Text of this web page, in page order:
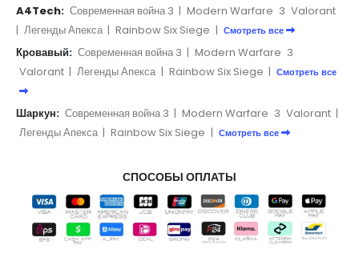
A4Tech: Современная война 3 | Modern Warfare 3 Valorant
| Легенды Апекса | Rainbow Six Siege | Смотреть все
Кровавый: Современная война 3 | Modern Warfare 3
Valorant | Легенды Апекса | Rainbow Six Siege | Смотреть все
Шаркун: Современная война 3 | Modern Warfare 3 Valorant |
Легенды Апекса | Rainbow Six Siege | Смотреть все
СПОСОБЫ ОПЛАТЫ